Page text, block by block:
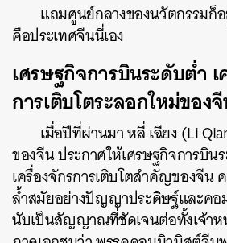
แถมศูนย์กลางของนวัตกรรมก็
คือประเทศจีนนี่เอง
เศรษฐกิจการบินระดับต่ำ
การเติบโตระลอกใหม่ของ
เมื่อปีที่ผ่านมา หลี่ เฉียง (Li
ของจีน ประกาศให้เศรษฐกิจการบิน
เครื่องจักรการเติบโตสำคัญของจีน
ล้ำสมัยอย่างปัญญาประดิษฐ์และคอ
นับเป็นสัญญาณที่ชัดเจนต่อทั้งเจ้าห